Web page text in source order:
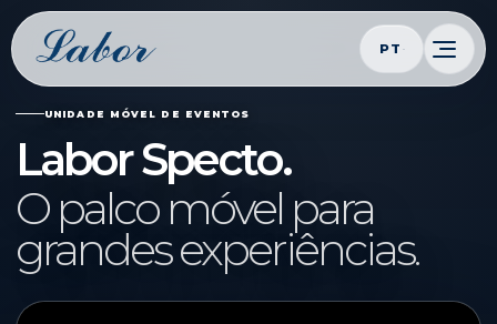
PT
UNIDADE MÓVEL DE EVENTOS
Labor Specto.
O palco móvel para
grandes experiências.